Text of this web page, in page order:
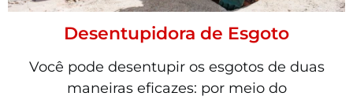
Desentupidora de Esgoto
Você pode desentupir os esgotos de duas
maneiras eficazes: por meio do